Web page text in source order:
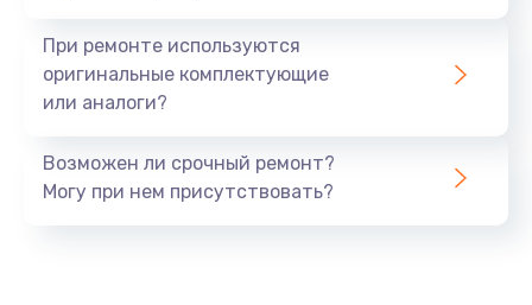
При ремонте используются
оригинальные комплектующие
или аналоги?
Возможен ли срочный ремонт?
Могу при нем присутствовать?